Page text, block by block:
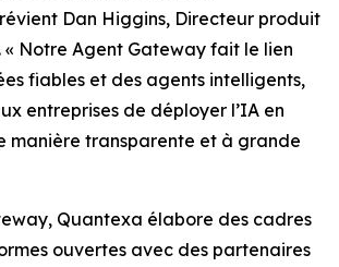
Dan Higgins, Directeur produit
« Notre Agent Gateway fait le lien
fiables et des agents intelligents,
entreprises de déployer l’IA en
manière transparente et à grande
Quantexa élabore des cadres
ouvertes avec des partenaires